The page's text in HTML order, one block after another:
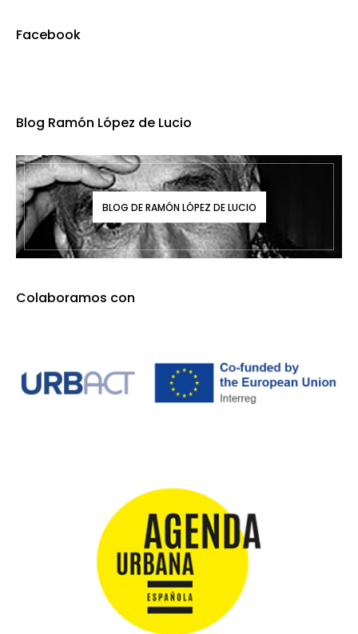
Facebook
Blog Ramón López de Lucio
BLOG DE RAMÓN LÓPEZ DE LUCIO
Colaboramos con